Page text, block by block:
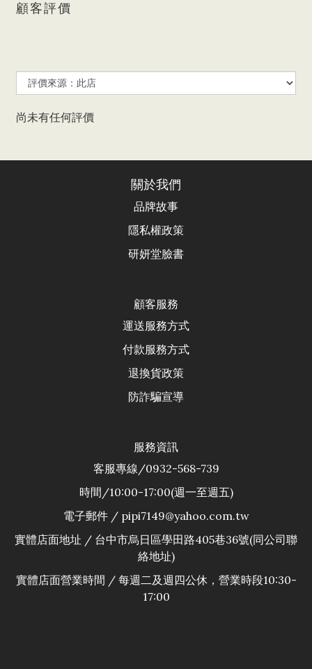
顧客評價
尚未有任何評價
關於我們
品牌故事
隱私權政策
研妍堂臉書
顧客服務
運送服務方式
付款服務方式
退換貨政策
防詐騙宣導
服務資訊
客服專線/0932-568-739
時間/10:00-17:00(週一至週五)
電子郵件 / pipi7149@yahoo.com.tw
實體店面地址 / 台中市烏日區學田路405巷36號(同公司聯
絡地址)
實體店面營業時間 / 每週二及週四公休，營業時段10:30-
17:00